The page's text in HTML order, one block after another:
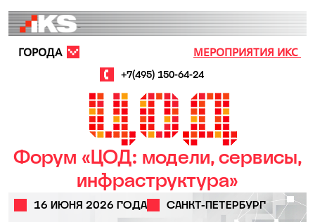
МЕРОПРИЯТИЯ ИКС
+7(495) 150-64-24
ГОРОДА
Форум «ЦОД: модели, сервисы,
инфраструктура»
16 ИЮНЯ 2026 ГОДА САНКТ-ПЕТЕРБУРГ